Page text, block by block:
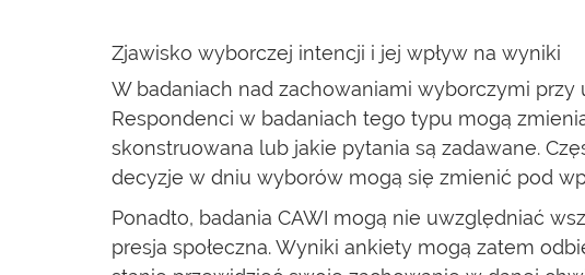
Zjawisko wyborczej intencji i jej wpływ na wyniki
W badaniach nad zachowaniami wyborczymi
Respondenci w badaniach tego typu mogą
skonstruowana lub jakie pytania są zadawane.
decyzje w dniu wyborów mogą się zmienić pod
Ponadto, badania CAWI mogą nie uwzględniać
presja społeczna. Wyniki ankiety mogą zatem